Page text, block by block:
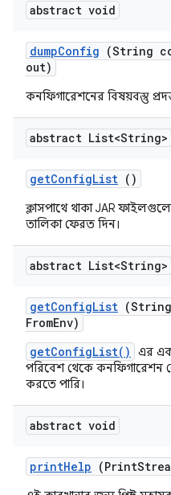
abstract void
dumpConfig (String
out)
কনফিগারেশনের বিষয়বস্তু
abstract List<String>
getConfigList ()
ক্লাসপাথে থাকা JAR
তালিকা ফেরত দিন।
abstract List<String>
getConfigList
FromEnv)
getConfigList()
এর
পরিবেশ থেকে কনফিগারেশন
করতে পারি।
abstract void
printHelp (Print